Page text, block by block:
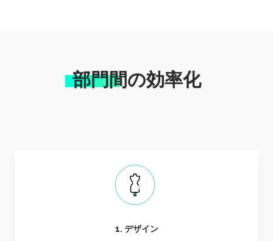
部門間の効率化
1. デザイン